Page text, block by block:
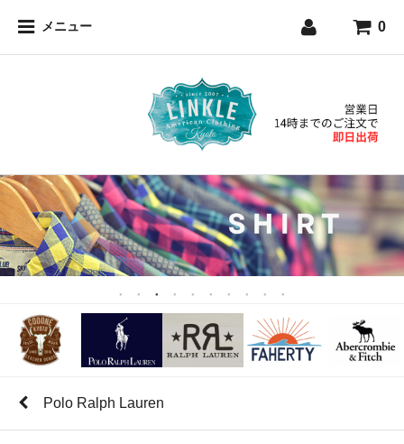
メニュー 0
Polo Ralph Lauren